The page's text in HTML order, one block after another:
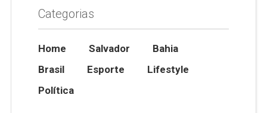
Categorias
Home Salvador
Bahia
Brasil
Esporte
Lifestyle
Política